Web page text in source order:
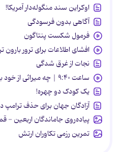
اوکراین سند منگوله‌دار آمریکا!
آگاهی بدون فرسودگی
فرمول شکست پنتاگون
افشای اطلاعات برای ترور بارون
نجات از غرق شدگی
ساعت ۹:۴۰ | چه میراثی از خود به جای گذاشت؟
یک کودک دو چهره!
آزادگان جهان برای حذف
پیاده‌روی جاماندگان اربعین -
تمرین رزمی تکاوران ارتش